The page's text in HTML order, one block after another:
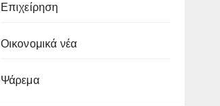
Επιχείρηση
Οικονομικά νέα
Ψάρεμα